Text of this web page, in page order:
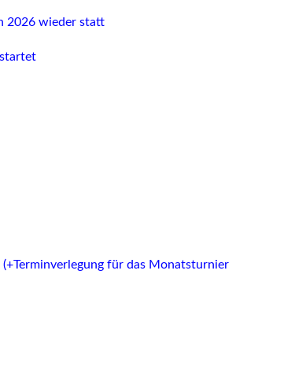
2026 wieder statt
für das Monatsturnier